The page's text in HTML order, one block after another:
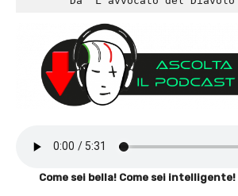
Come sei bella! Come sei